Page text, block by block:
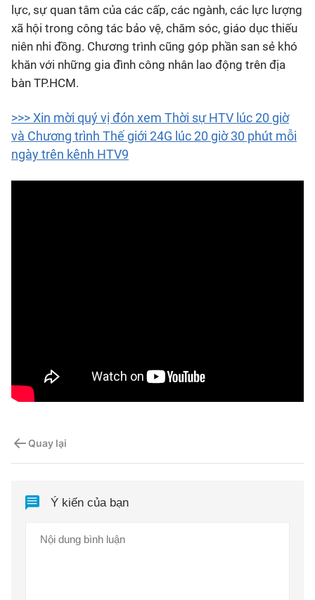
lực, sự quan tâm của các cấp, các ngành, các lực lượng
xã hội trong công tác bảo vệ, chăm sóc, giáo dục thiếu
niên nhi đồng. Chương trình cũng góp phần san sẻ khó
khăn với những gia đình công nhân lao động trên địa
bàn TP.HCM.
>>> Xin mời quý vị đón xem Thời sự HTV lúc 20 giờ
và Chương trình Thế giới 24G lúc 20 giờ 30 phút mỗi
ngày trên kênh HTV9
Quay lại
Ý kiến của bạn